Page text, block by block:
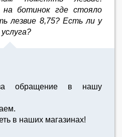
ботинок где стояло
лезвие 8,75? Есть ли у
обращение в нашу
в наших магазинах!